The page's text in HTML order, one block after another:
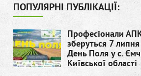
ПОПУЛЯРНІ ПУБЛІКАЦІЇ:
Професіонали
зберуться 7
День Поля у с.
Київської області